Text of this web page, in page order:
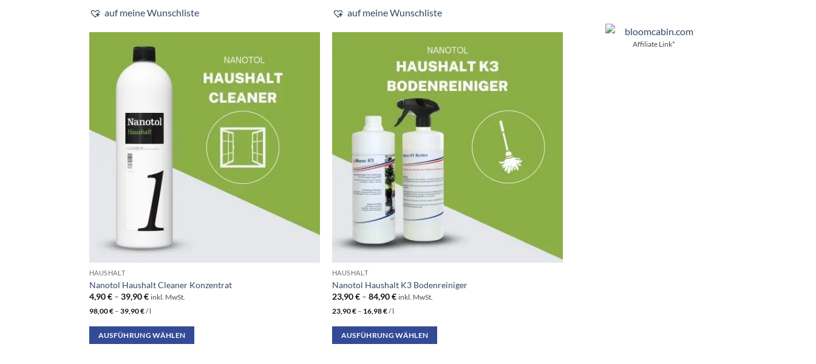
können
Produktseite
werden
auf meine Wunschliste auf meine Wunschliste
HAUSHALT
Nanotol Haushalt Cleaner Konzentrat
4,90€– 39,90€ inkl. MwSt.
98,00€– 39,90€/
AUSFÜHRUNG WÄHLEN
HAUSHALT
Nanotol Haushalt K3 Bodenreiniger
23,90€– 84,90€ inkl. MwSt.
23,90€– 16,98€/
AUSFÜHRUNG WÄHLEN
Affiliate Link*